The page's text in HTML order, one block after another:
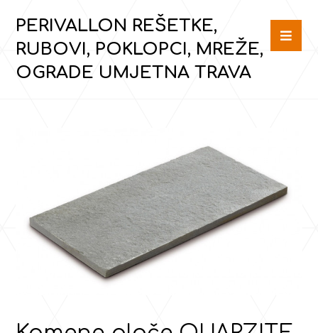
PERIVALLON REŠETKE,
RUBOVI, POKLOPCI, MREŽE,
OGRADE UMJETNA TRAVA